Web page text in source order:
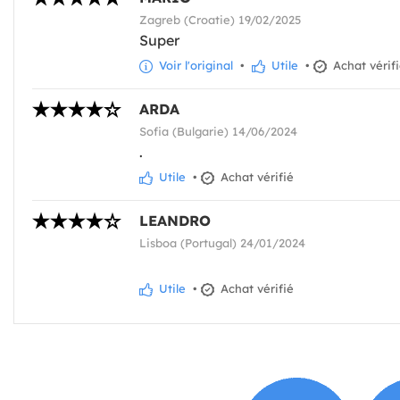
Zagreb (Croatie) 19/02/2025
Super
Voir l'original • Utile • Achat
ARDA
Sofia (Bulgarie) 14/06/2024
.
Utile • Achat vérifié
LEANDRO
Lisboa (Portugal) 24/01/2024
Utile • Achat vérifié